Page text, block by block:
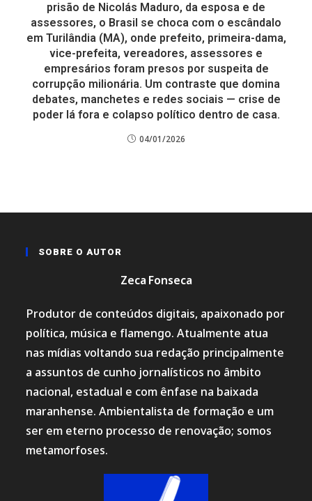
prisão de Nicolás Maduro, da esposa e de
assessores, o Brasil se choca com o escândalo
em Turilândia (MA), onde prefeito, primeira-dama,
vice-prefeita, vereadores, assessores e
empresários foram presos por suspeita de
corrupção milionária. Um contraste que domina
debates, manchetes e redes sociais — crise de
poder lá fora e colapso político dentro de casa.
04/01/2026
SOBRE O AUTOR
Zeca Fonseca
Produtor de conteúdos digitais, apaixonado por
política, música e flamengo. Atualmente atua
nas mídias voltando sua redação principalmente
a assuntos de cunho jornalísticos no âmbito
nacional, estadual e com ênfase na baixada
maranhense. Ambientalista de formação e um
ser em eterno processo de renovação; somos
metamorfoses.